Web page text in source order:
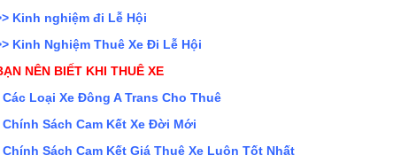
Kinh nghiệm đi Lễ Hội
Kinh Nghiệm Thuê Xe Đi Lễ Hội
NÊN BIẾT KHI THUÊ XE
Các Loại Xe Đông A Trans Cho Thuê
Chính Sách Cam Kết Xe Đời Mới
Chính Sách Cam Kết Giá Thuê Xe Luôn Tốt Nhất